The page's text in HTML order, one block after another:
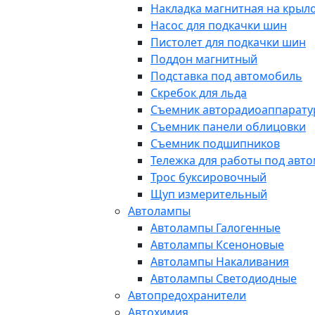
Накладка магнитная на
Насос для подкачки шин
Пистолет для подкачки шин
Поддон магнитный
Подставка под автомобиль
Скребок для льда
Съемник
Съемник панели облицовки
Съемник подшипников
Тележка для работы под
Трос буксировочный
Щуп измерительный
Автолампы
Автолампы Галогенные
Автолампы Ксеноновые
Автолампы Накаливания
Автолампы Светодиодные
Автопредохранители